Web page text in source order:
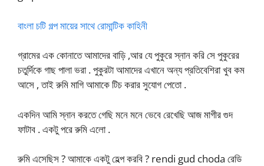
বাংলা চটি গল্প মায়ের সাথে রোমান্টিক কাহিনী
গ্রামের এক কোনাতে আমাদের বাড়ি ,আর যে পুকুরে স্নান করি সে পুকুরের
চতুর্দিকে গাছ পালা ভরা . পুকুরটা আমাদের এখানে অন্য প্রতিবেশিরা খুব কম
আসে , তাই রুমি মাগি আমাকে টিচ করার সুযোগ পেতো .
একদিন আমি স্নান করতে গেছি মনে মনে ভেবে রেখেছি আজ মাগীর গুদ
ফাটাব . একটু পরে রুমি এলো .
রুমি এসেছিস ? আমাকে একটু হেল্প করবি ? rendi gud choda রেডি